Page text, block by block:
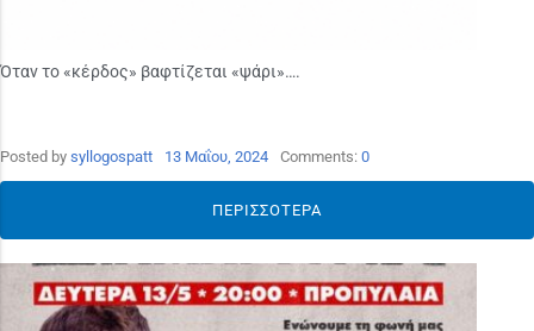
Όταν το «κέρδος» βαφτίζεται «ψάρι»….
Posted by syllogospatt 13 Μαΐου, 2024 Comments: 0
ΠΕΡΙΣΣΌΤΕΡΑ